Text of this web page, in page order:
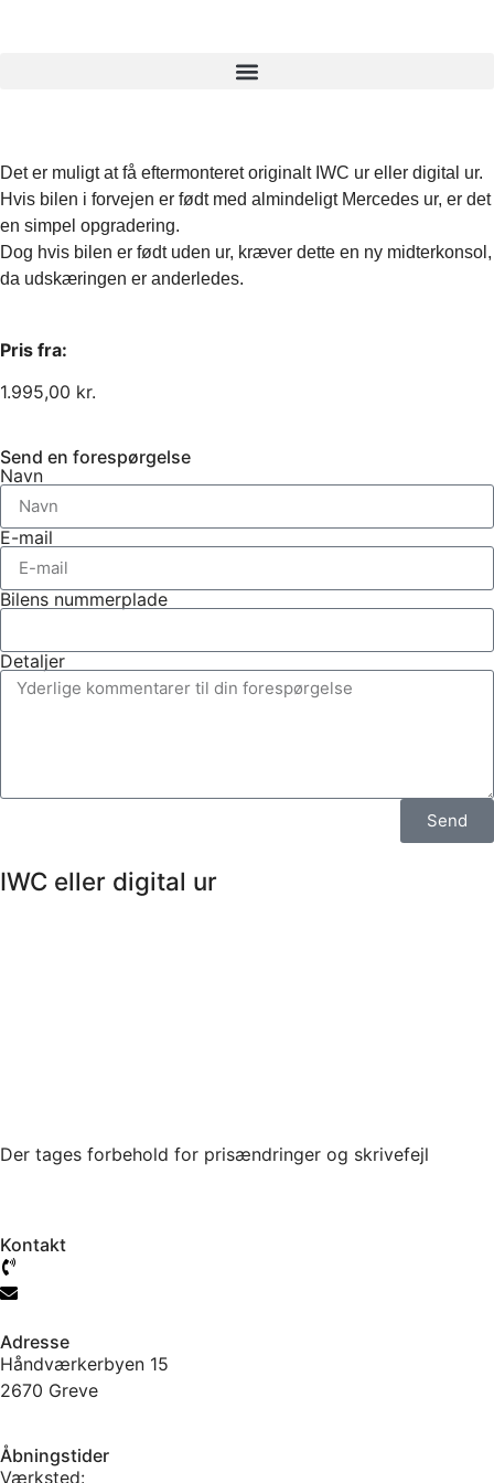
Det er muligt at få eftermonteret originalt IWC ur eller digital ur.
Hvis bilen i forvejen er født med almindeligt Mercedes ur, er det
en simpel opgradering.
Dog hvis bilen er født uden ur, kræver dette en ny midterkonsol,
da udskæringen er anderledes.
Pris fra:
1.995,00 kr.
Send en forespørgelse
Navn
E-mail
Bilens nummerplade
Detaljer
Send
IWC eller digital ur
Der tages forbehold for prisændringer og skrivefejl
Kontakt
Adresse
Håndværkerbyen 15
2670 Greve
Åbningstider
Værksted: